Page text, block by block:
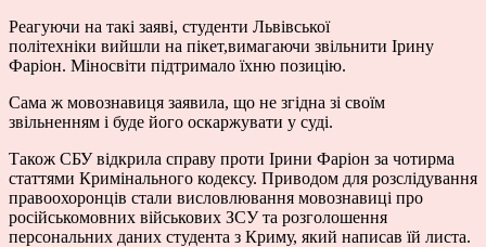
Реагуючи на такі заяві, студенти Львівської
політехніки вийшли на пікет,вимагаючи звільнити Ірину
Фаріон. Міносвіти підтримало їхню позицію.
Сама ж мовознавиця заявила, що не згідна зі своїм
звільненням і буде його оскаржувати у суді.
Також СБУ відкрила справу проти Ірини Фаріон за чотирма
статтями Кримінального кодексу. Приводом для розслідування
правоохоронців стали висловлювання мовознавиці про
російськомовних військових ЗСУ та розголошення
персональних даних студента з Криму, який написав їй листа.